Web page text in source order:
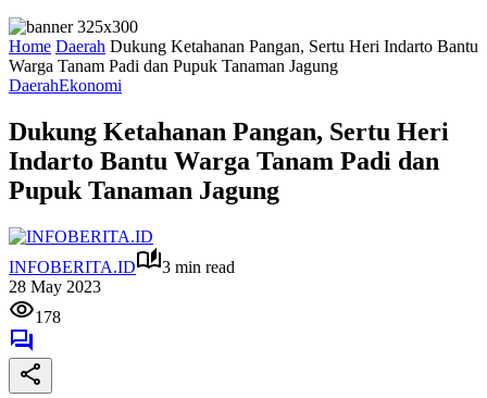
Home Daerah Dukung Ketahanan Pangan, Sertu Heri Indarto Bantu
Warga Tanam Padi dan Pupuk Tanaman Jagung
DaerahEkonomi
Dukung Ketahanan Pangan, Sertu Heri
Indarto Bantu Warga Tanam Padi dan
Pupuk Tanaman Jagung
INFOBERITA.ID
3 min read
28 May 2023
178